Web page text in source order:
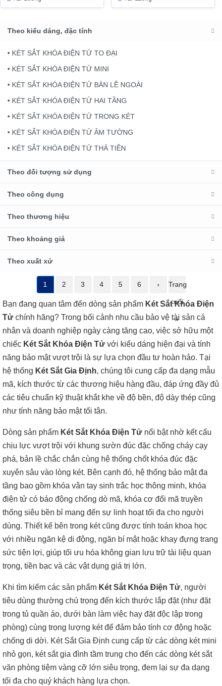
Theo kiểu dáng, đặc tính
• KÉT SẮT KHÓA ĐIỆN TỬ TO ĐẠI
• KÉT SẮT KHÓA ĐIỆN TỬ MINI
• KÉT SẮT KHÓA ĐIỆN TỬ BÀN LỀ NGOÀI
• KÉT SẮT KHÓA ĐIỆN TỬ HAI TẦNG
• KÉT SẮT KHÓA ĐIỆN TỬ TRONG KÉT
• KÉT SẮT KHÓA ĐIỆN TỬ ÂM TƯỜNG
• KÉT SẮT KHÓA ĐIỆN TỬ THẢ TIỀN
Theo đối tượng sử dụng
Theo công dụng
Theo thương hiệu
Theo khoảng giá
Theo xuất xứ
1 2 3 4 5 6 › Trang
cuối
»
Bạn đang quan tâm đến dòng sản phẩm Két Sắt Khóa Điện
Tử chính hãng? Trong bối cảnh nhu cầu bảo vệ tài sản cá
nhân và doanh nghiệp ngày càng tăng cao, việc sở hữu một
chiếc Két Sắt Khóa Điện Tử với kiểu dáng hiện đại và tính
năng bảo mật vượt trội là sự lựa chọn đầu tư hoàn hảo. Tại
hệ thống Két Sắt Gia Định, chúng tôi cung cấp đa dạng mẫu
mã, kích thước từ các thương hiệu hàng đầu, đáp ứng đầy đủ
các tiêu chuẩn kỹ thuật khắt khe về độ bền, độ dày thép cũng
như tính năng bảo mật tối tân.
Dòng sản phẩm Két Sắt Khóa Điện Tử nổi bật nhờ kết cấu
chịu lực vượt trội với khung sườn đúc đặc chống cháy cạy
phá, bản lề chắc chắn cùng hệ thống chốt khóa đúc đặc
xuyên sâu vào lòng két. Bên cạnh đó, hệ thống bảo mật đa
tầng bao gồm khóa vân tay sinh trắc học thông minh, khóa
điện tử có báo động chống dò mã, khóa cơ đổi mã truyền
thống siêu bền bỉ mang đến sự linh hoạt tối đa cho người
dùng. Thiết kế bên trong két cũng được tính toán khoa học
với nhiều ngăn kệ di động, ngăn bí mật hoặc khay đựng trang
sức tiện lợi, giúp tối ưu hóa không gian lưu trữ tài liệu quan
trọng, tiền bạc và các vật dụng giá trị lớn.
Khi tìm kiếm các sản phẩm Két Sắt Khóa Điện Tử, người
tiêu dùng thường chú trọng đến kích thước lắp đặt (như đặt
trong tủ quần áo, dưới bàn làm việc hay đặt độc lập trong
phòng) cùng trọng lượng két để đảm bảo tính cơ động hoặc
chống di dời. Két Sắt Gia Định cung cấp từ các dòng két mini
nhỏ gọn, két sắt gia đình tầm trung cho đến các dòng két sắt
văn phòng tiệm vàng cỡ lớn siêu trọng, đem lại sự đa dạng
tối đa cho quý khách hàng lựa chọn.